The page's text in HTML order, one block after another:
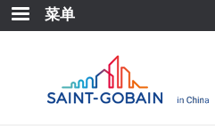
跳
转
菜单